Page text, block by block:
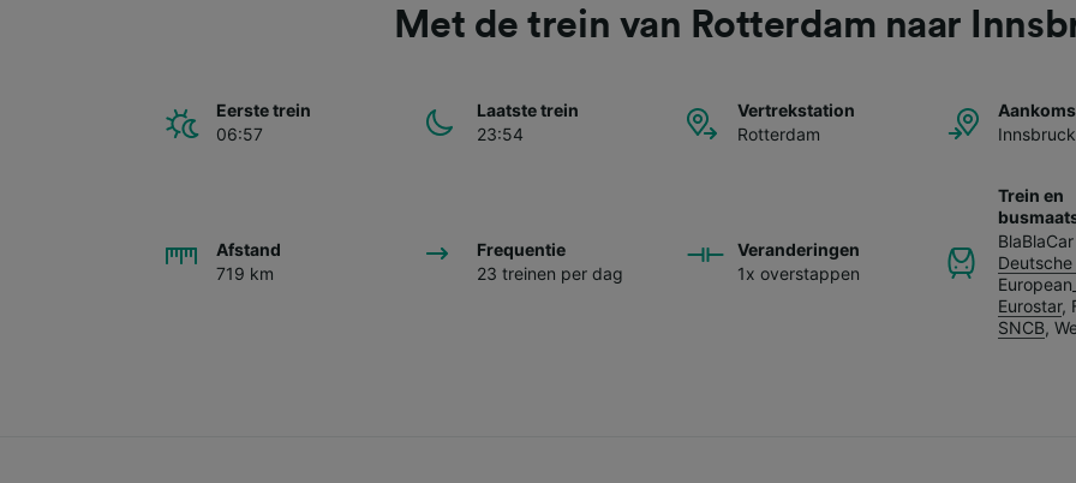
Met de trein van Rotterdam naar
Eerste trein
06:57
Laatste trein
23:54
Vertrekstation
Rotterdam
Afstand
719 km
Frequentie
23 treinen per dag
Veranderingen
1x overstappen
Trein en
Deutsche
Eurostar,
SNCB,